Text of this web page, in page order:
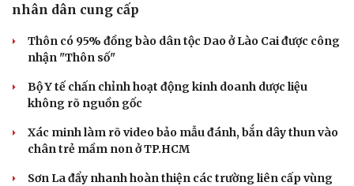
nhân dân cung cấp
Thôn có 95% đồng bào dân tộc Dao ở Lào Cai được công
nhận "Thôn số"
Bộ Y tế chấn chỉnh hoạt động kinh doanh dược liệu
không rõ nguồn gốc
Xác minh làm rõ video bảo mẫu đánh, bắn dây thun vào
chân trẻ mầm non ở TP.HCM
Sơn La đẩy nhanh hoàn thiện các trường liên cấp vùng